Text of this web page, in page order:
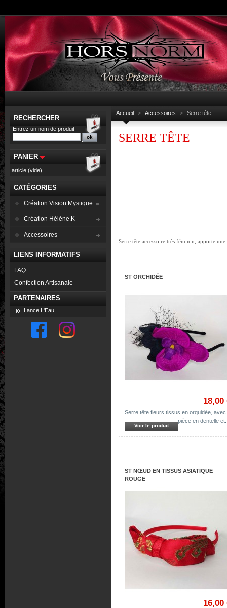
RECHERCHER
Entrez un nom de produit
PANIER
article (vide)
CATÉGORIES
Création Vision Mystique
Création Hélène.K
Accessoires
LIENS INFORMATIFS
FAQ
Confection Artisanale
PARTENAIRES
Lance L'Eau
Accueil > Accessoires > Serre tête
SERRE TÊTE
Serre tête accessoire très féminin, apporte
ST ORCHIDÉE
18,00
Serre tête fleurs tissus en orquidée, avec
pièce en dentelle
Voir le produit
ST NŒUD EN TISSUS ASIATIQUE
ROUGE
16,00